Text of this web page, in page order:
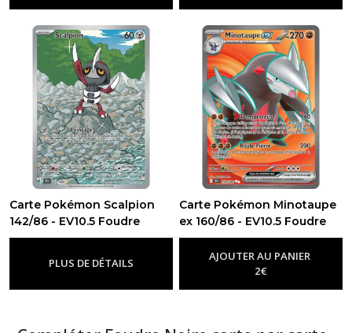
Carte Pokémon Scalpion
142/86 - EV10.5 Foudre
Noire-Ev10.5 - Foudre Noire
PLUS DE DÉTAILS
Carte Pokémon Minotaupe
ex 160/86 - EV10.5 Foudre
Noire-Ev10.5 - Foudre Noire
AJOUTER AU PANIER
2€